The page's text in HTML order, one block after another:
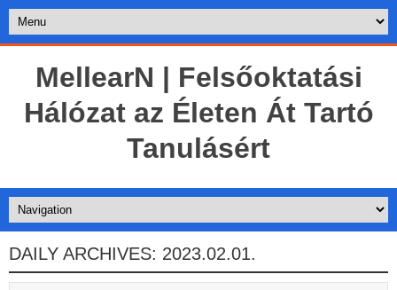
MellearN | Felsőoktatási
Hálózat az Életen Át Tartó
Tanulásért
DAILY ARCHIVES: 2023.02.01.